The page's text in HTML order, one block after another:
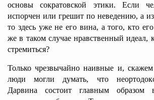
основы сократовской этики. Если
испорчен или грешит по неведению, а
то здесь уже не его вина, а того, кто
же в таком случае нравственный идеал,
стремиться?
Только чрезвычайно наивные и,
люди могли думать, что
Дарвина состоит главным образом